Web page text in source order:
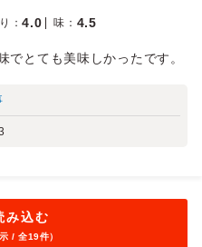
：4.0 味 ： 4.5
でとても美味しかったです。
み込む
/ 全19件）